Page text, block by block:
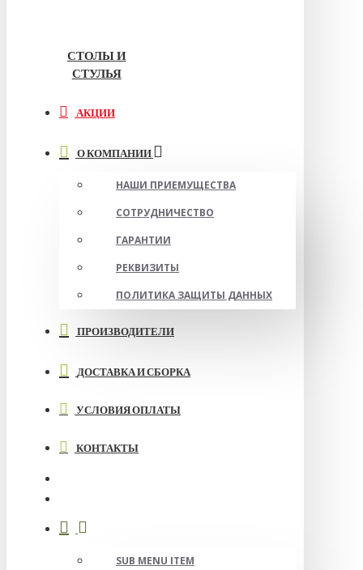
СТОЛЫ И
СТУЛЬЯ
АКЦИИ
О КОМПАНИИ
НАШИ ПРИЕМУЩЕСТВА
СОТРУДНИЧЕСТВО
ГАРАНТИИ
РЕКВИЗИТЫ
ПОЛИТИКА ЗАЩИТЫ ДАННЫХ
ПРОИЗВОДИТЕЛИ
ДОСТАВКА И СБОРКА
УСЛОВИЯ ОПЛАТЫ
КОНТАКТЫ
SUB MENU ITEM